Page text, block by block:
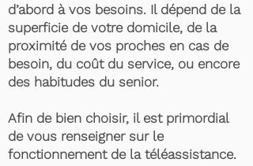
d’abord à vos besoins. Il dépend de la
superficie de votre domicile, de la
proximité de vos proches en cas de
besoin, du coût du service, ou encore
des habitudes du senior.
Afin de bien choisir, il est primordial
de vous renseigner sur le
fonctionnement de la téléassistance.